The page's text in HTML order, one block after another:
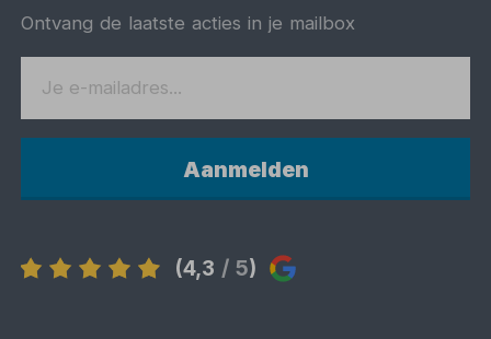
Ontvang de laatste acties in je mailbox
Aanmelden
(4,3 / 5)